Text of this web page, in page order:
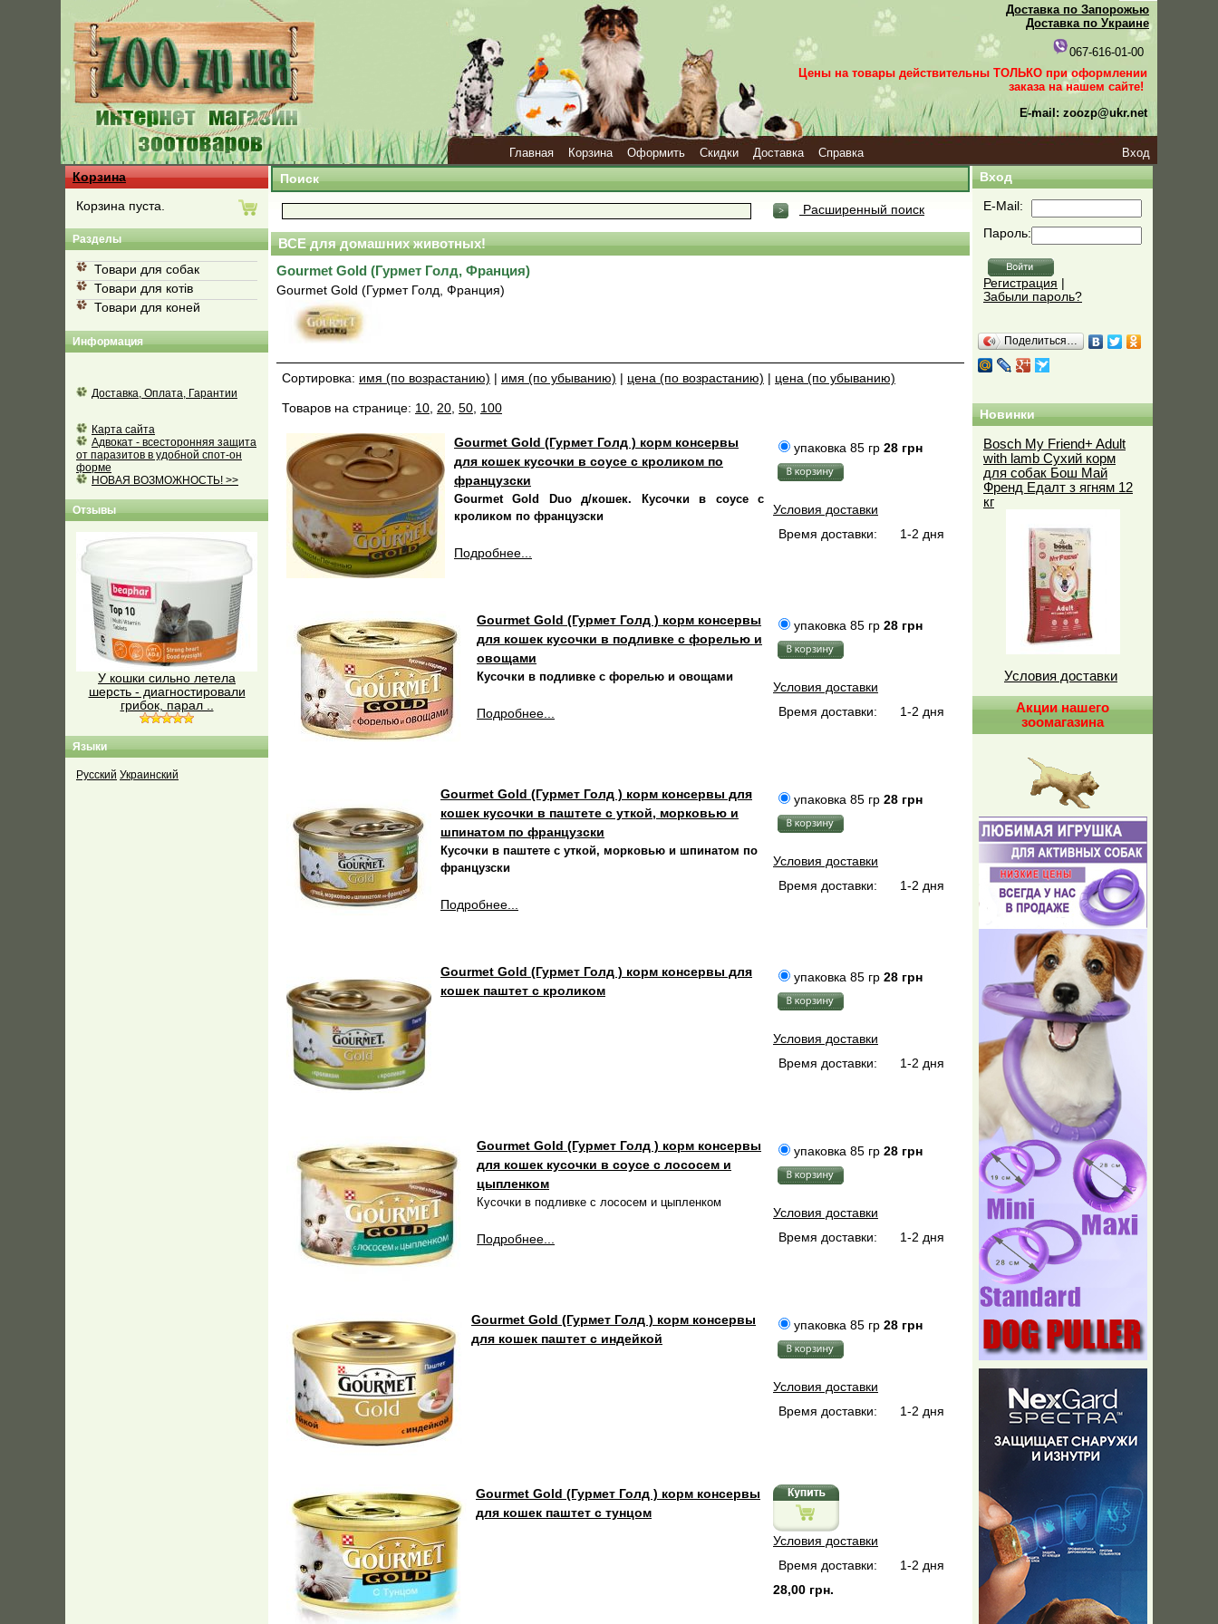
Доставка по Запорожью
Доставка по Украине
067-616-01-00
Цены на товары действительны ТОЛЬКО при оформлении
заказа на нашем сайте!
E-mail: zoozp@ukr.net
Главная Корзина Оформить Скидки Доставка Справка
Вход
Корзина
Корзина пуста.
Разделы
Товари для собак
Товари для котів
Товари для коней
Информация
Доставка, Оплата, Гарантии
Карта сайта
Адвокат - всесторонняя защита
от паразитов в удобной спот-он
форме
НОВАЯ ВОЗМОЖНОСТЬ! >>
Отзывы
У кошки сильно летела
шерсть - диагностировали
грибок, парал ..
Языки
Русский Украинский
Поиск
Расширенный поиск
ВСЕ для домашних животных!
Gourmet Gold (Гурмет Голд, Франция)
Gourmet Gold (Гурмет Голд, Франция)
Сортировка: имя (по возрастанию) | имя (по убыванию) | цена (по возрастанию) | цена (по убыванию)
Товаров на странице: 10 20 50 100
Gourmet Gold (Гурмет Голд ) корм консервы
для кошек кусочки в соусе с кроликом по
французски
Gourmet Gold Duo д/кошек. Кусочки в соусе с
кроликом по французски
Подробнее...
упаковка 85 гр 28 грн
Условия доставки
Время доставки:
1-2 дня
Gourmet Gold (Гурмет Голд ) корм консервы
для кошек кусочки в подливке с форелью и
овощами
Кусочки в подливке с форелью и овощами
Подробнее...
упаковка 85 гр 28 грн
Условия доставки
Время доставки:
1-2 дня
Gourmet Gold (Гурмет Голд ) корм консервы для
кошек кусочки в паштете с уткой, морковью и
шпинатом по французски
Кусочки в паштете с уткой, морковью и шпинатом по
французски
Подробнее...
упаковка 85 гр 28 грн
Условия доставки
Время доставки:
1-2 дня
Gourmet Gold (Гурмет Голд ) корм консервы для
кошек паштет с кроликом
упаковка 85 гр 28 грн
Условия доставки
Время доставки:
1-2 дня
Gourmet Gold (Гурмет Голд ) корм консервы
для кошек кусочки в соусе с лососем и
цыпленком
Кусочки в подливке с лососем и цыпленком
Подробнее...
упаковка 85 гр 28 грн
Условия доставки
Время доставки:
1-2 дня
Gourmet Gold (Гурмет Голд ) корм консервы
для кошек паштет с индейкой
упаковка 85 гр 28 грн
Условия доставки
Время доставки:
1-2 дня
Gourmet Gold (Гурмет Голд ) корм консервы
для кошек паштет с тунцом
Условия доставки
Время доставки:
1-2 дня
28,00 грн.
Вход
E-Mail:
Пароль:
Регистрация
Забыли пароль?
Поделиться…
Новинки
Bosch My Friend+ Adult
with lamb Сухий корм
для собак Бош Май
Френд Едалт з ягням 12
кг
Условия доставки
Акции нашего
зоомагазина